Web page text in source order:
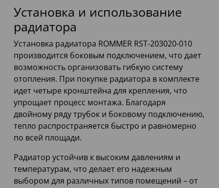
Установка и использование
радиатора
Установка радиатора ROMMER RST-203020-010
производится боковым подключением, что дает
возможность организовать гибкую систему
отопления. При покупке радиатора в комплекте
идет четыре кронштейна для крепления, что
упрощает процесс монтажа. Благодаря
двойному ряду трубок и боковому подключению,
тепло распространяется быстро и равномерно
по всей площади.
Радиатор устойчив к высоким давлениям и
температурам, что делает его надежным
выбором для различных типов помещений – от